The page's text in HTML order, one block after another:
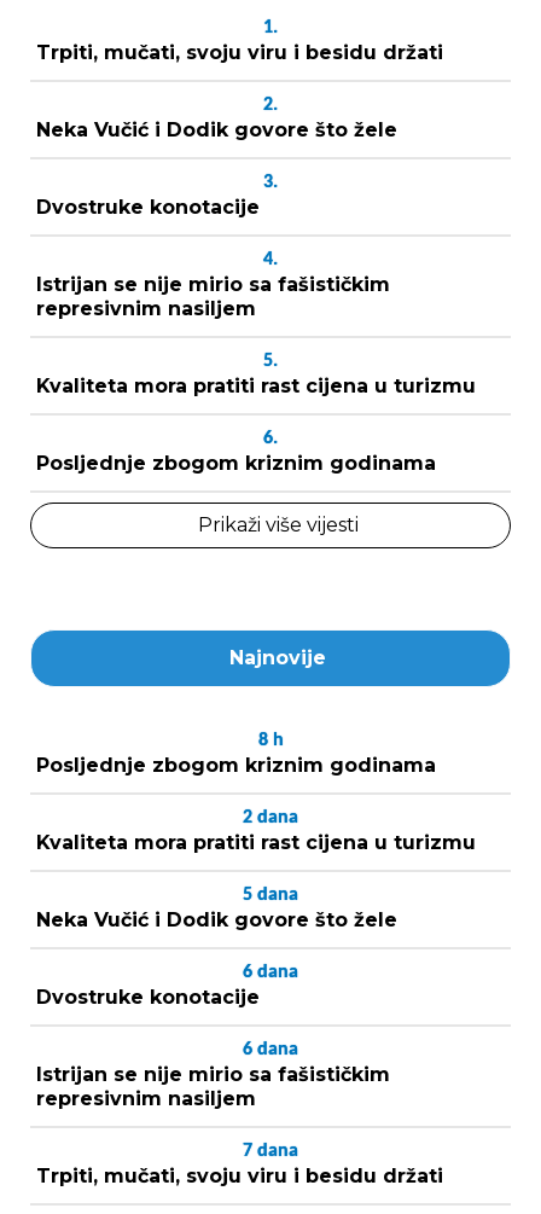
1.
Trpiti, mučati, svoju viru i besidu držati
2.
Neka Vučić i Dodik govore što žele
3.
Dvostruke konotacije
4.
Istrijan se nije mirio sa fašističkim
represivnim nasiljem
5.
Kvaliteta mora pratiti rast cijena u turizmu
6.
Posljednje zbogom kriznim godinama
Prikaži više vijesti
Najnovije
8 h
Posljednje zbogom kriznim godinama
2 dana
Kvaliteta mora pratiti rast cijena u turizmu
5 dana
Neka Vučić i Dodik govore što žele
6 dana
Dvostruke konotacije
6 dana
Istrijan se nije mirio sa fašističkim
represivnim nasiljem
7 dana
Trpiti, mučati, svoju viru i besidu držati